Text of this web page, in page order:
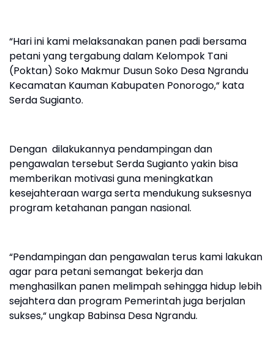
“Hari ini kami melaksanakan panen padi bersama
petani yang tergabung dalam Kelompok Tani
(Poktan) Soko Makmur Dusun Soko Desa Ngrandu
Kecamatan Kauman Kabupaten Ponorogo,“ kata
Serda Sugianto.
Dengan dilakukannya pendampingan dan
pengawalan tersebut Serda Sugianto yakin bisa
memberikan motivasi guna meningkatkan
kesejahteraan warga serta mendukung suksesnya
program ketahanan pangan nasional.
“Pendampingan dan pengawalan terus kami lakukan
agar para petani semangat bekerja dan
menghasilkan panen melimpah sehingga hidup lebih
sejahtera dan program Pemerintah juga berjalan
sukses,“ ungkap Babinsa Desa Ngrandu.